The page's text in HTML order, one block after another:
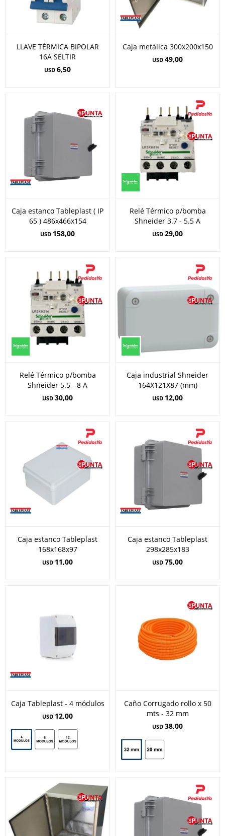
LLAVE TÉRMICA BIPOLAR
16A SELTIR
USD 6,50
Caja metálica 300x200x150
USD 49,00
Caja estanco Tableplast ( IP
65 ) 486x466x154
USD 158,00
Relé Térmico p/bomba
Shneider 3.7 - 5.5 A
USD 29,00
Relé Térmico p/bomba
Shneider 5.5 - 8 A
USD 30,00
Caja industrial Shneider
164X121X87 (mm)
USD 12,00
Caja estanco Tableplast
168x168x97
USD 11,00
Caja estanco Tableplast
298x285x183
USD 75,00
Caja Tableplast - 4 módulos
USD 12,00
Caño Corrugado rollo x 50
mts - 32 mm
USD 38,00